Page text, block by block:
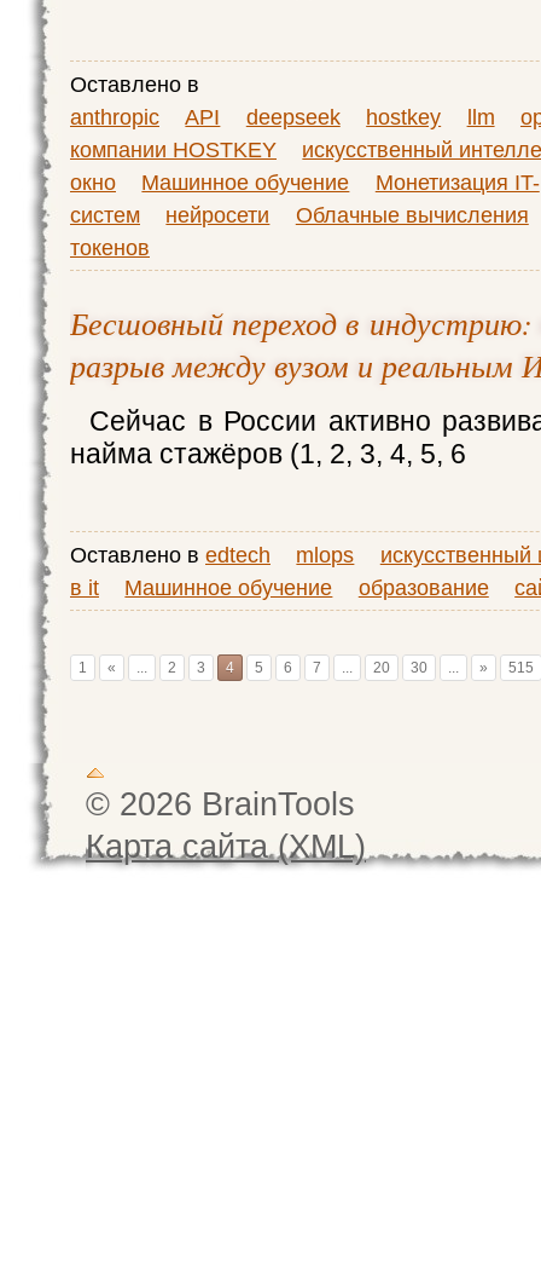
Оставлено в
anthropic
API deepseek hostkey llm
компании HOSTKEY
искусственный
окно
Машинное обучение
Монетизация IT-
систем
нейросети
Облачные вычисления
токенов
Бесшовный переход в
разрыв между вузом и реальным
Сейчас в России активно
найма стажёров (1, 2, 3, 4, 5, 6
Оставлено в edtech mlops
искусственный
в it
Машинное обучение образование
1 « ... 2 3 4 5 6 7 ... 20 30 ... » 515
© 2026 BrainTools
Карта сайта (XML)